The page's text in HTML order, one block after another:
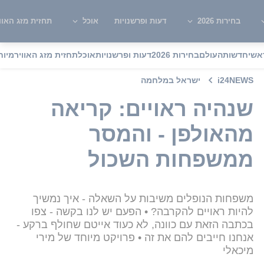
בחירות 2026 דעות ופרשנויות אוכל תחזית מזג
חדשותהעולםבחירות 2026 דעות ופרשנויותאוכלתחזית מזג האוויר
i24NEWS ישראל במלחמה
שנהיה ראויים: קריאה
מהאולפן - והמסר
ממשפחות השכול
משפחות הנופלים משיבות על השאלה - איך נמשיך
להיות ראויים להקרבה? • הפעם יש לנו בקשה - צפו
בכתבה הזאת עם כוונה, לא כעוד אייטם שחולף ברקע -
אנחנו חייבים להם את זה • פרויקט מיוחד של מירי
מיכאלי